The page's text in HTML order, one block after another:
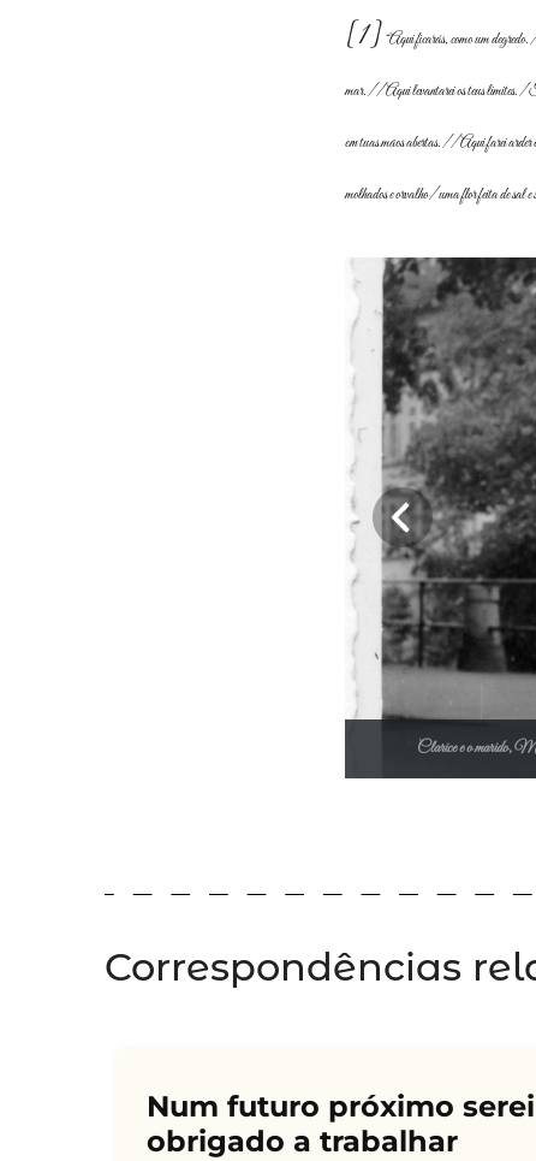
[1]“Aqui ficarás, como um
mar.// Aqui levantarei os teus limites./
em tuas mãos abertas.// Aqui farei arder
molhados e orvalho/ uma flor feita de sal e
Clarice e o marido,
Correspondências
Num futuro próximo serei
obrigado a trabalhar